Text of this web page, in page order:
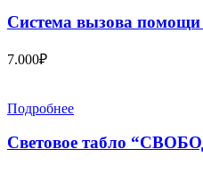
Система вызова
7.000₽
Подробнее
Световое табло